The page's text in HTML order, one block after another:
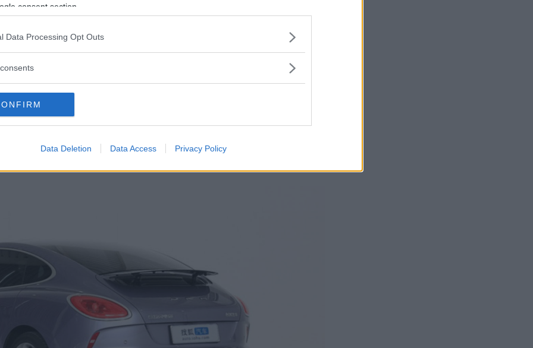
consent section.
Data Processing Opt Outs
Data Deletion Data Access Privacy Policy
och nu börjar den säljas i Kina. Det handlar om en sedan-
och en hel del retrovibbar i designspråket.
17 centimeter längre än Tesla Model 3, men får ett helt
som ska kännas lyxig och inbjudande.
på 204 hk och framhjulsdrift eller med dubbla elmotorer på
upp till 60 mil, men det är enligt den kinesiska körcykeln